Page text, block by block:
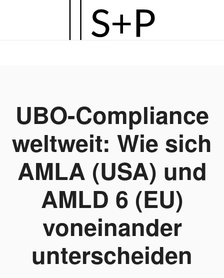
UBO-Compliance
weltweit: Wie sich
AMLA (USA) und
AMLD 6 (EU)
voneinander
unterscheiden